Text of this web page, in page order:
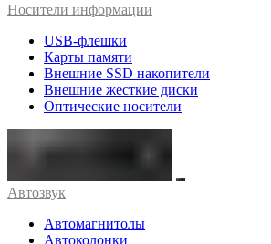
Носители информации
USB-флешки
Карты памяти
Внешние SSD накопители
Внешние жесткие диски
Оптические носители
Автозвук
Автомагнитолы
Автоколонки